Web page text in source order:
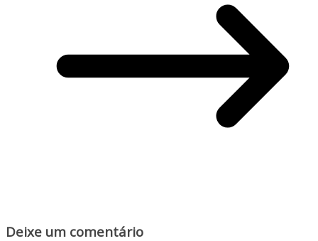
Deixe um comentário